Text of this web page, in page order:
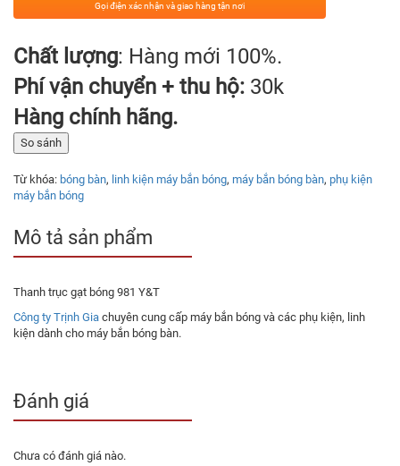
Gọi điện xác nhận và giao hàng tận nơi
Chất lượng: Hàng mới 100%.
Phí vận chuyển + thu hộ: 30k
Hàng chính hãng.
So sánh
Từ khóa: bóng bàn, linh kiện máy bắn bóng, máy bắn bóng bàn, phụ kiện
máy bắn bóng
Mô tả sản phẩm
Thanh trục gạt bóng 981 Y&T
Công ty Trịnh Gia chuyên cung cấp máy bắn bóng và các phụ kiện, linh
kiện dành cho máy bắn bóng bàn.
Đánh giá
Chưa có đánh giá nào.